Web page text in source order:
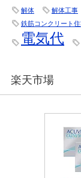
解体 解体工事
鉄筋コンクリート
電気代
楽天市場